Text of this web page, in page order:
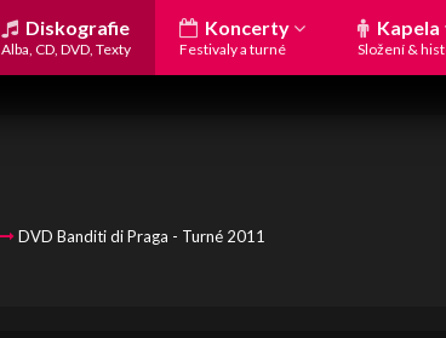
Diskografie
Alba, CD, DVD, Texty
Koncerty
Festivaly a turné
Kapela
Složení &
DVD Banditi di Praga - Turné 2011